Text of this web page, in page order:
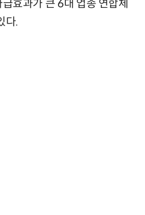
효과가 큰 6대 업종 연합체
다.